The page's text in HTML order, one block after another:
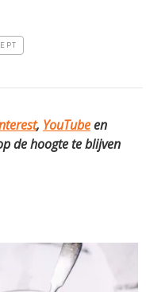
, YouTubeen
de hoogte te blijven